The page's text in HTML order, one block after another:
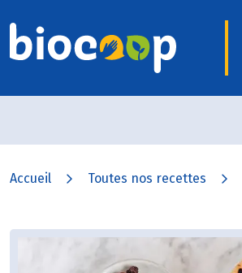
Accueil Toutes nos recettes